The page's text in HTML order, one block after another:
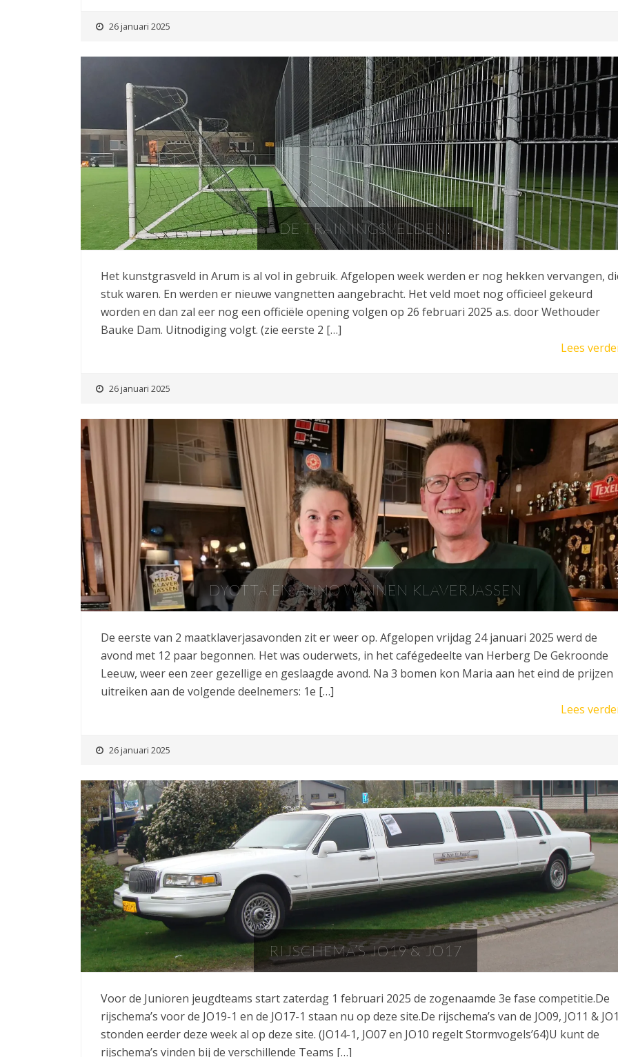
26 januari 2025
DE TRAININGSVELDEN!
Het kunstgrasveld in Arum is al vol in gebruik. Afgelopen week werden er nog hekken vervangen,
stuk waren. En werden er nieuwe vangnetten aangebracht. Het veld moet nog officieel gekeurd
worden en dan zal eer nog een officiële opening volgen op 26 februari 2025 a.s. door Wethouder
Bauke Dam. Uitnodiging volgt. (zie eerste 2 […]
Lees
26 januari 2025
DYOTTA EN ANNO WINNEN KLAVERJASSEN
De eerste van 2 maatklaverjasavonden zit er weer op. Afgelopen vrijdag 24 januari 2025 werd de
avond met 12 paar begonnen. Het was ouderwets, in het cafégedeelte van Herberg De Gekroonde
Leeuw, weer een zeer gezellige en geslaagde avond. Na 3 bomen kon Maria aan het eind de prijzen
uitreiken aan de volgende deelnemers: 1e […]
Lees
26 januari 2025
RIJSCHEMA’S JO19 & JO17
Voor de Junioren jeugdteams start zaterdag 1 februari 2025 de zogenaamde 3e fase competitie.De
rijschema’s voor de JO19-1 en de JO17-1 staan nu op deze site.De rijschema’s van de JO09, JO11 &
stonden eerder deze week al op deze site. (JO14-1, JO07 en JO10 regelt Stormvogels’64)U kunt de
rijschema’s vinden bij de verschillende Teams […]